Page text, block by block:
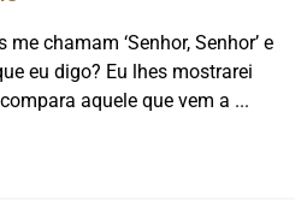
me chamam ‘Senhor, Senhor’ e
eu digo? Eu lhes mostrarei
aquele que vem a